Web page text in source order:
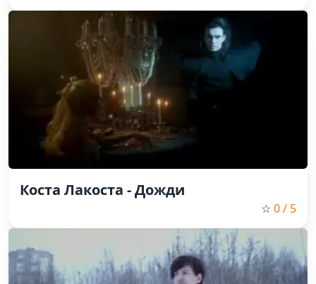
Коста Лакоста - Дожди
☆ 0/ 5